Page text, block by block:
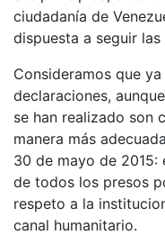
ciudadanía de
dispuesta a seguir
Consideramos que
declaraciones,
se han realizado son
manera más
30 de mayo de 2015:
de todos los presos
respeto a la
canal humanitario.